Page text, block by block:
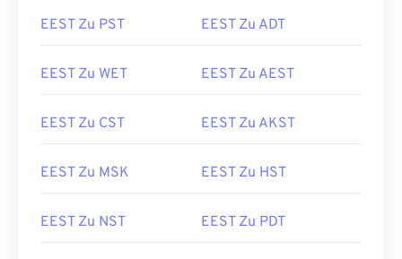
EEST Zu PST EEST Zu ADT
EEST Zu WET EEST Zu AEST
EEST Zu CST EEST Zu AKST
EEST Zu MSK EEST Zu HST
EEST Zu NST EEST Zu PDT